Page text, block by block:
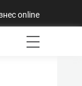
online